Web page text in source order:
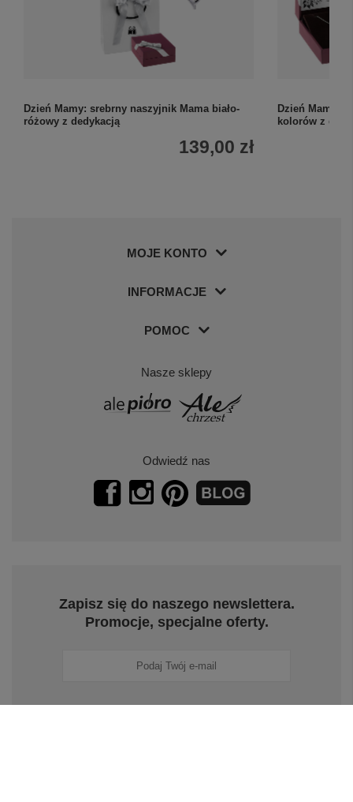
Dzień Mamy: srebrny naszyjnik Mama biało-
różowy z dedykacją
139,00 zł
Dzień Mamy:
kolorów z
MOJE KONTO
INFORMACJE
POMOC
Nasze sklepy
Odwiedź nas
Zapisz się do naszego newslettera.
Promocje, specjalne oferty.